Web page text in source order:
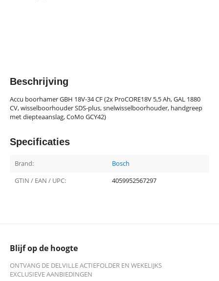
Beschrijving
Accu boorhamer GBH 18V-34 CF (2x ProCORE18V 5,5 Ah, GAL 1880
CV, wisselboorhouder SDS-plus, snelwisselboorhouder, handgreep
met diepteaanslag, CoMo GCY42)
Specificaties
Brand:
Bosch
GTIN / EAN / UPC:
4059952567297
Blijf op de hoogte
ONTVANG DE DELVILLE ACTIEFOLDER EN WEKELIJKS
EXCLUSIEVE AANBIEDINGEN